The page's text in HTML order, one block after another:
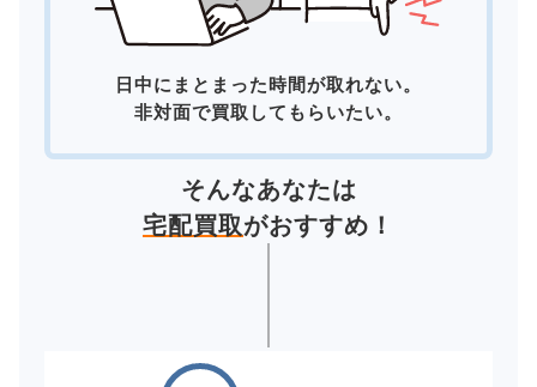
日中にまとまった時間が取れない。
非対面で買取してもらいたい。
そんなあなたは
宅配買取がおすすめ！